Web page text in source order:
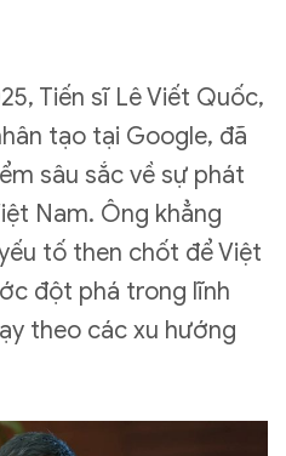
Tiến sĩ Lê Viết Quốc,
tạo tại Google, đã
sâu sắc về sự phát
Nam. Ông khẳng
tố then chốt để Việt
đột phá trong lĩnh
theo các xu hướng